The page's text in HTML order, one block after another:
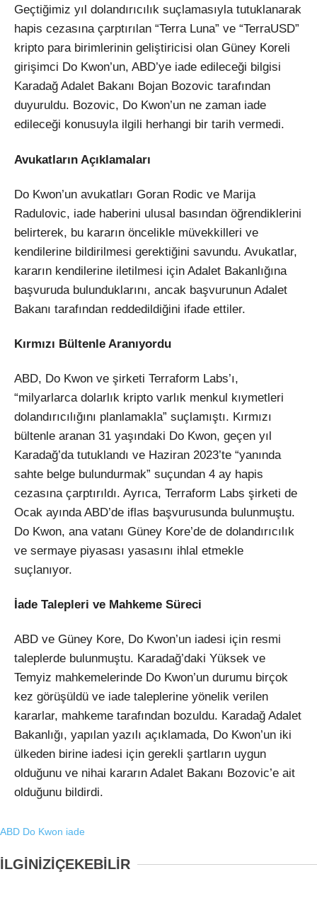
Facebook
Instagram
Youtube
Geçtiğimiz yıl dolandırıcılık suçlamasıyla tutuklanarak
hapis cezasına çarptırılan “Terra Luna” ve “TerraUSD”
kripto para birimlerinin geliştiricisi olan Güney Koreli
girişimci Do Kwon’un, ABD’ye iade edileceği bilgisi
Karadağ Adalet Bakanı Bojan Bozovic tarafından
duyuruldu. Bozovic, Do Kwon’un ne zaman iade
edileceği konusuyla ilgili herhangi bir tarih vermedi.
Avukatların Açıklamaları
Do Kwon’un avukatları Goran Rodic ve Marija
Radulovic, iade haberini ulusal basından öğrendiklerini
belirterek, bu kararın öncelikle müvekkilleri ve
kendilerine bildirilmesi gerektiğini savundu. Avukatlar,
kararın kendilerine iletilmesi için Adalet Bakanlığına
başvuruda bulunduklarını, ancak başvurunun Adalet
Bakanı tarafından reddedildiğini ifade ettiler.
Kırmızı Bültenle Aranıyordu
ABD, Do Kwon ve şirketi Terraform Labs’ı,
“milyarlarca dolarlık kripto varlık menkul kıymetleri
dolandırıcılığını planlamakla” suçlamıştı. Kırmızı
bültenle aranan 31 yaşındaki Do Kwon, geçen yıl
Karadağ’da tutuklandı ve Haziran 2023’te “yanında
sahte belge bulundurmak” suçundan 4 ay hapis
cezasına çarptırıldı. Ayrıca, Terraform Labs şirketi de
Ocak ayında ABD’de iflas başvurusunda bulunmuştu.
Do Kwon, ana vatanı Güney Kore’de de dolandırıcılık
ve sermaye piyasası yasasını ihlal etmekle
suçlanıyor.
İade Talepleri ve Mahkeme Süreci
ABD ve Güney Kore, Do Kwon’un iadesi için resmi
taleplerde bulunmuştu. Karadağ’daki Yüksek ve
Temyiz mahkemelerinde Do Kwon’un durumu birçok
kez görüşüldü ve iade taleplerine yönelik verilen
kararlar, mahkeme tarafından bozuldu. Karadağ Adalet
Bakanlığı, yapılan yazılı açıklamada, Do Kwon’un iki
ülkeden birine iadesi için gerekli şartların uygun
olduğunu ve nihai kararın Adalet Bakanı Bozovic’e ait
olduğunu bildirdi.
ABD Do Kwon iade
İLGİNİZİÇEKEBİLİR